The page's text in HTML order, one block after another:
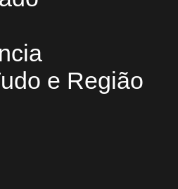
e Região